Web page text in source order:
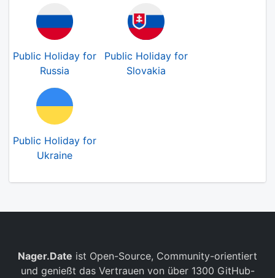
Public Holiday for
Russia
Public Holiday for
Slovakia
Public Holiday for
Ukraine
Nager.Date ist Open-Source, Community-orientiert
und genießt das Vertrauen von über 1300 GitHub-